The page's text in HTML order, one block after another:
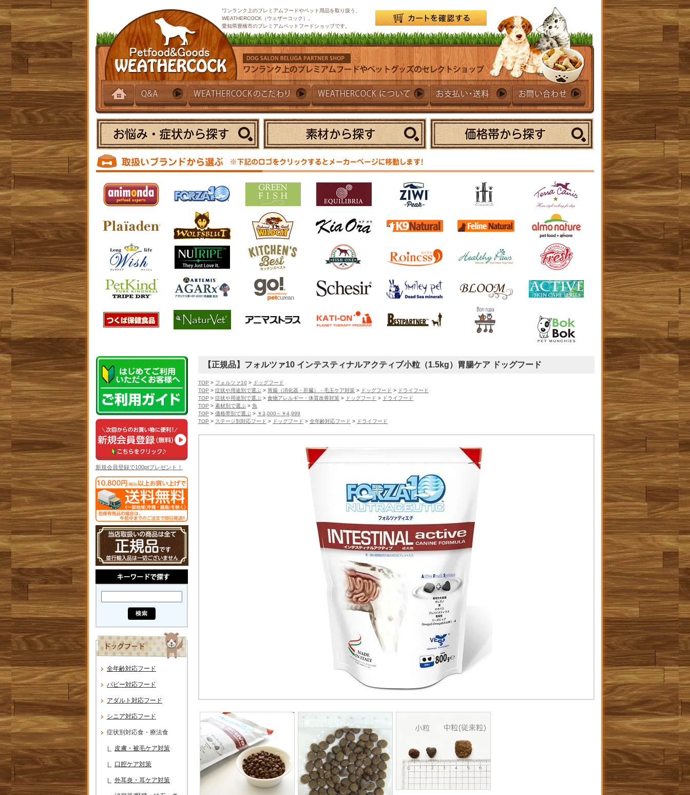
ワンランク上のプレミアムフードやペット用品を取り扱う、
WEATHERCOCK（ウェザーコック）。
愛知県豊橋市のプレミアムペットフードショップです。
新規会員登録で100ptプレゼント！
全年齢対応フード
パピー対応フード
アダルト対応フード
シニア対応フード
症状別対応食・療法食
皮膚・被毛ケア対策
口腔ケア対策
外耳炎・耳ケア対策
【正規品】フォルツァ10 インテスティナルアクティブ小粒（1.5kg）胃腸ケア ドッグフード
TOP > フォルツァ10 > ドッグフード
TOP > 症状や用途別で選ぶ > 胃腸（消化器・肝臓）・毛玉ケア対策 > ドッグフード > ドライフード
TOP > 症状や用途別で選ぶ > 食物アレルギー・体質改善対策 > ドッグフード > ドライフード
TOP > 素材別で選ぶ > 魚
TOP > 価格帯別で選ぶ > ￥3,000～￥4,999
TOP > ステージ別対応フード > ドッグフード > 全年齢対応フード > ドライフード